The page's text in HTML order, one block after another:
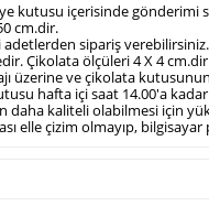
kutusu içerisinde gönderimi
cm.dir.
adetlerden sipariş
Çikolata ölçüleri 4 X 4
üzerine ve çikolata
hafta içi saat 14.00'a
daha kaliteli olabilmesi için
elle çizim olmayıp, bilgisayar